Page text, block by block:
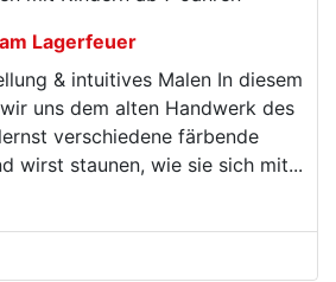
Lagerfeuer
& intuitives Malen In diesem
uns dem alten Handwerk des
verschiedene färbende
wirst staunen, wie sie sich mit...